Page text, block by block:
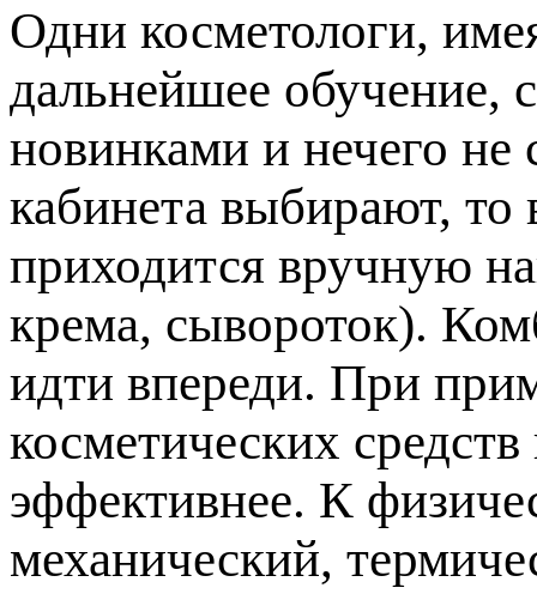
Одни косметологи,
дальнейшее обучение,
новинками и нечего
кабинета выбирают, то
приходится вручную
крема, сывороток).
идти впереди. При
косметических
эффективнее. К
механический,